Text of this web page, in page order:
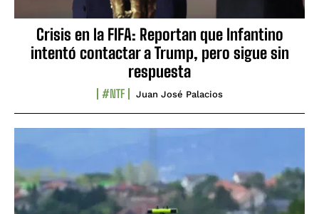
Crisis en la FIFA: Reportan que Infantino
intentó contactar a Trump, pero sigue sin
respuesta
#NTF Juan José Palacios